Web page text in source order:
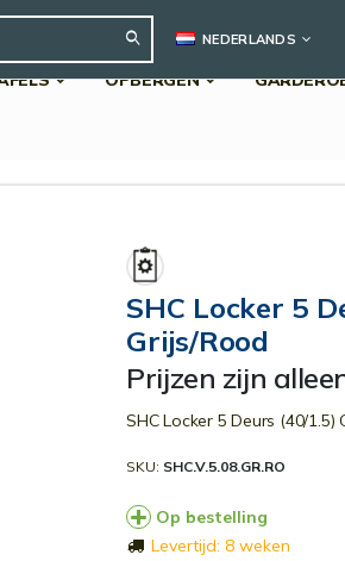
Search
TAALNEDERLANDS
OPBERGEN
SHC Locker 5
Grijs/Rood
Prijzen zijn
SHC Locker 5 Deurs (40/
SKU SHC.V.5.08.GR.RO
Op bestelling
Levertijd: 8 weken